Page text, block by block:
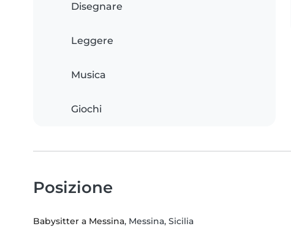
Disegnare
Leggere
Musica
Giochi
Posizione
Babysitter a Messina, Messina, Sicilia